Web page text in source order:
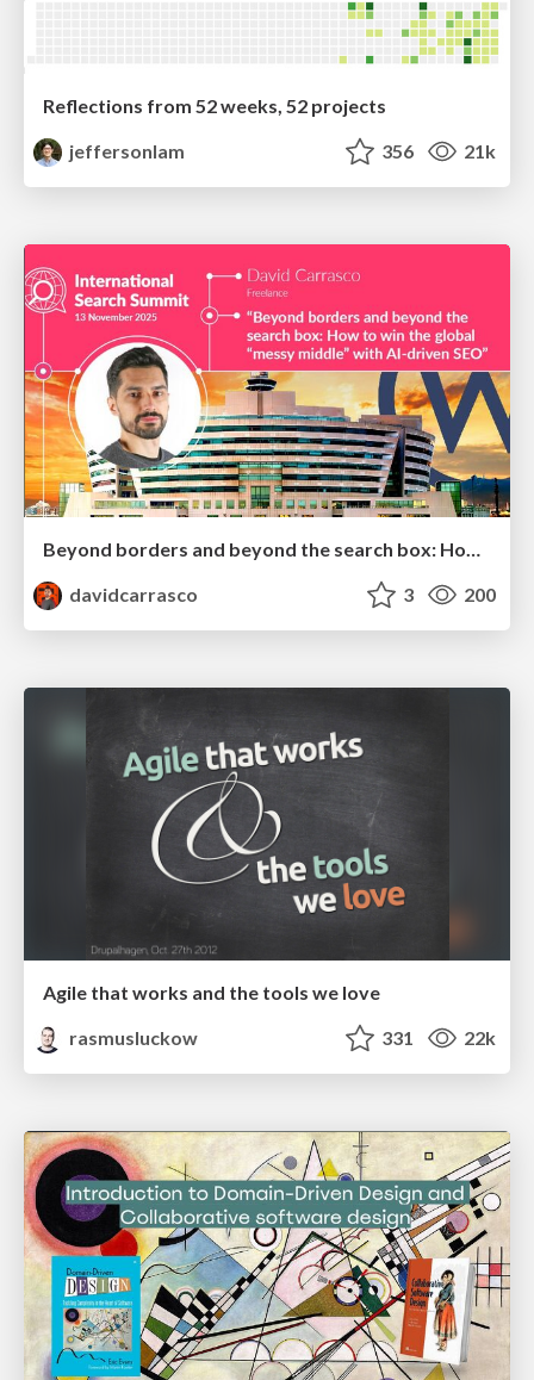
Reflections from 52 weeks, 52 projects
jeffersonlam
356 21k
Beyond borders and beyond the search box: How to win the global "messy middle" with AI-driven SEO
davidcarrasco
3 200
Agile that works and the tools we love
rasmusluckow
331 22k